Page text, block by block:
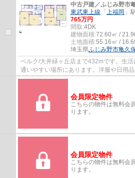
中古戸建／ふじみ野市
東武東上線 「 上福岡 」
765万円
間取:4DK
建物面積:72.60㎡ /
土地面積:55.16㎡ /
埼玉県ふじみ野市亀久
ベルク/大井緑ヶ丘店まで432mです。生
通いやすい場所にあります。洋服や日用
ついた物件です。アクセントとしての出
会員限定物件
こちらの物件は無料会
ります。
会員限定物件
こちらの物件は無料会
ります。